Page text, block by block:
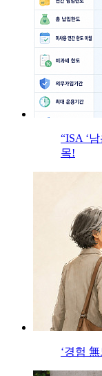
“ISA ‘
목!
‘경험